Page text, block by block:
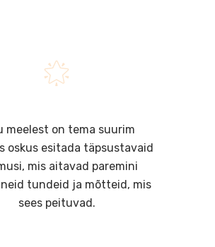
🌟
meelest on tema suurim
oskus esitada täpsustavaid
mis aitavad paremini
tundeid ja mõtteid, mis
sees peituvad.